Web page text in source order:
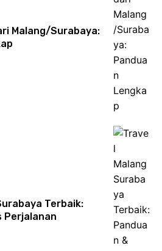
Malang/Surabaya:
Terbaik:
Perjalanan